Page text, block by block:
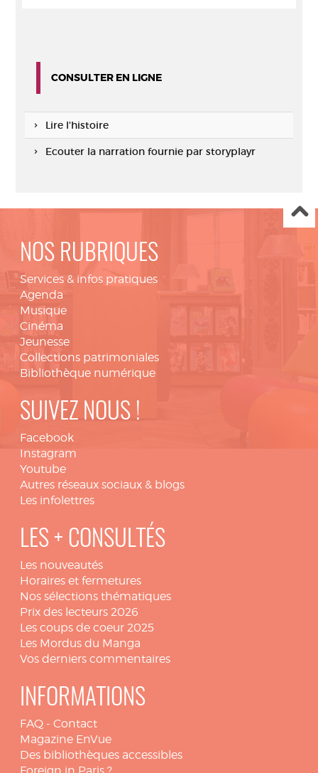
CONSULTER EN LIGNE
Lire l'histoire
Ecouter la narration fournie par storyplayr
NOS RUBRIQUES
Services & infos pratiques
Agenda
Musique
Cinéma
Jeunesse
Collections patrimoniales
Bibliothèque numérique
SUIVEZ NOUS !
Facebook
Instagram
Youtube
Autres réseaux sociaux & blogs
Les infolettres
LES + CONSULTÉS
Les nouveautés
Horaires et fermetures
Nos sélections thématiques
Prix des lecteurs 2026
Les coups de coeur 2025
Les Mordus du Manga
Vos derniers commentaires
INFORMATIONS
FAQ - Contact
Magazine EnVue
Des bibliothèques accessibles